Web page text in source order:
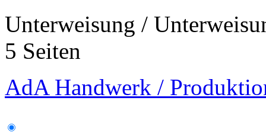
Unterweisung /
5 Seiten
AdA Handwerk /